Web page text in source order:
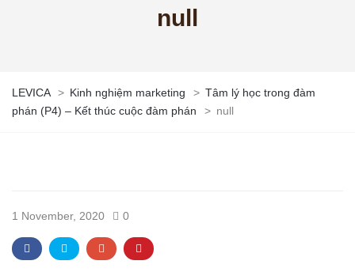
null
LEVICA > Kinh nghiệm marketing > Tâm lý học trong đàm
phán (P4) – Kết thúc cuộc đàm phán
> null
1 November, 2020 0